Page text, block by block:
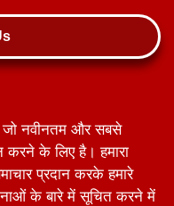
जो नवीनतम और सबसे
करने के लिए है। हमारा
प्रदान करके हमारे
के बारे में सूचित करने में